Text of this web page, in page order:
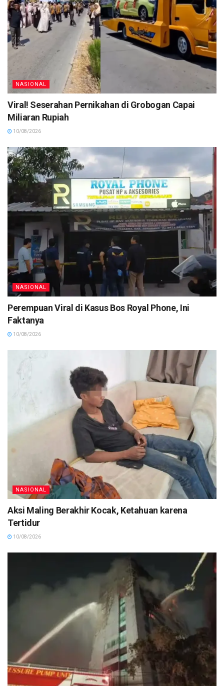
NASIONAL
Viral! Seserahan Pernikahan di Grobogan Capai
Miliaran Rupiah
10/08/2026
NASIONAL
Perempuan Viral di Kasus Bos Royal Phone, Ini
Faktanya
10/08/2026
NASIONAL
Aksi Maling Berakhir Kocak, Ketahuan karena
Tertidur
10/08/2026